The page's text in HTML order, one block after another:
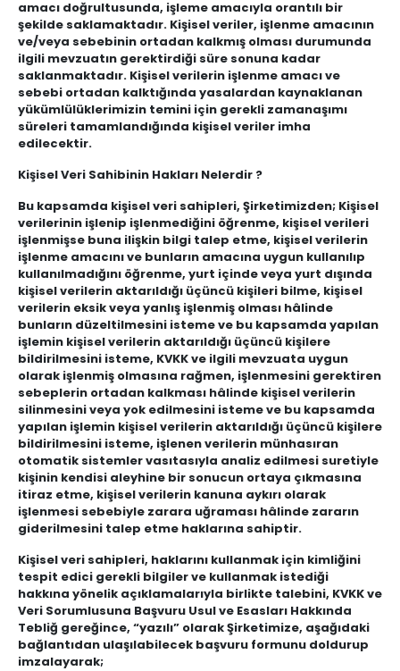
amacı doğrultusunda, işleme amacıyla orantılı bir
şekilde saklamaktadır. Kişisel veriler, işlenme amacının
ve/veya sebebinin ortadan kalkmış olması durumunda
ilgili mevzuatın gerektirdiği süre sonuna kadar
saklanmaktadır. Kişisel verilerin işlenme amacı ve
sebebi ortadan kalktığında yasalardan kaynaklanan
yükümlülüklerimizin temini için gerekli zamanaşımı
süreleri tamamlandığında kişisel veriler imha
edilecektir.
Kişisel Veri Sahibinin Hakları Nelerdir ?
Bu kapsamda kişisel veri sahipleri, Şirketimizden; Kişisel
verilerinin işlenip işlenmediğini öğrenme, kişisel verileri
işlenmişse buna ilişkin bilgi talep etme, kişisel verilerin
işlenme amacını ve bunların amacına uygun kullanılıp
kullanılmadığını öğrenme, yurt içinde veya yurt dışında
kişisel verilerin aktarıldığı üçüncü kişileri bilme, kişisel
verilerin eksik veya yanlış işlenmiş olması hâlinde
bunların düzeltilmesini isteme ve bu kapsamda yapılan
işlemin kişisel verilerin aktarıldığı üçüncü kişilere
bildirilmesini isteme, KVKK ve ilgili mevzuata uygun
olarak işlenmiş olmasına rağmen, işlenmesini gerektiren
sebeplerin ortadan kalkması hâlinde kişisel verilerin
silinmesini veya yok edilmesini isteme ve bu kapsamda
yapılan işlemin kişisel verilerin aktarıldığı üçüncü kişilere
bildirilmesini isteme, işlenen verilerin münhasıran
otomatik sistemler vasıtasıyla analiz edilmesi suretiyle
kişinin kendisi aleyhine bir sonucun ortaya çıkmasına
itiraz etme, kişisel verilerin kanuna aykırı olarak
işlenmesi sebebiyle zarara uğraması hâlinde zararın
giderilmesini talep etme haklarına sahiptir.
Kişisel veri sahipleri, haklarını kullanmak için kimliğini
tespit edici gerekli bilgiler ve kullanmak istediği
hakkına yönelik açıklamalarıyla birlikte talebini, KVKK ve
Veri Sorumlusuna Başvuru Usul ve Esasları Hakkında
Tebliğ gereğince, “yazılı” olarak Şirketimize, aşağıdaki
bağlantıdan ulaşılabilecek başvuru formunu doldurup
imzalayarak;